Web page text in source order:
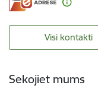
Visi kontakti
Sekojiet mums